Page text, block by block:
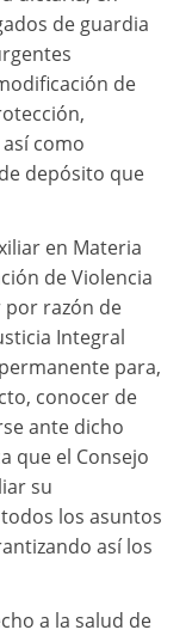
de guardia
de
como
depósito que
en Materia
de Violencia
por razón de
Integral
para,
conocer de
ante dicho
que el Consejo
su
los asuntos
así los
a la salud de